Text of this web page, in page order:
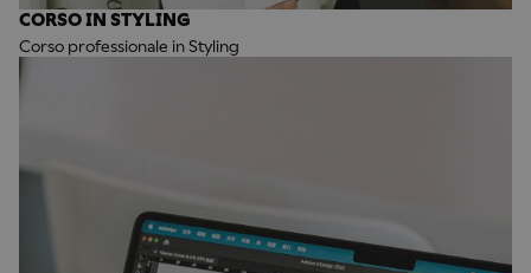
CORSO IN STYLING
Corso professionale in Styling